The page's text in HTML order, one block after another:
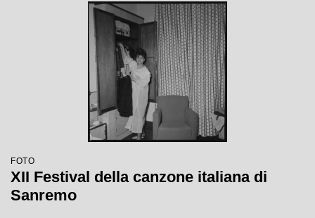
FOTO
XII Festival della canzone italiana di
Sanremo